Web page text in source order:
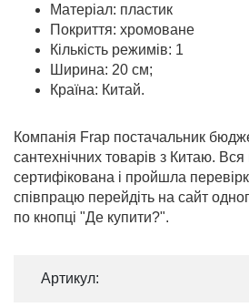
Матеріал: пластик
Покриття: хромоване
Кількість режимів: 1
Ширина: 20 см;
Країна: Китай.
Компанія Frap постачальник
сантехнічних товарів з Китаю. Вся
сертифікована і пройшла
співпрацю перейдіть на сайт
по кнопці "Де купити?".
Артикул: